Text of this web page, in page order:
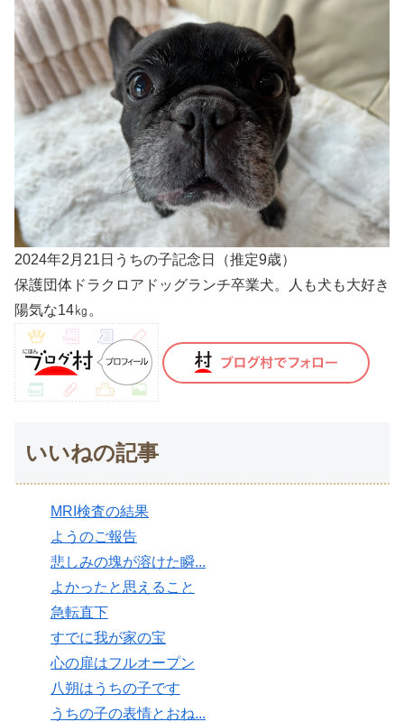
2024年2月21日うちの子記念日（推定9歳）
保護団体ドラクロアドッグランチ卒業犬。人も犬も大好き
陽気な14㎏。
いいねの記事
MRI検査の結果
ようのご報告
悲しみの塊が溶けた瞬...
よかったと思えること
急転直下
すでに我が家の宝
心の扉はフルオープン
八朔はうちの子です
うちの子の表情とおね...